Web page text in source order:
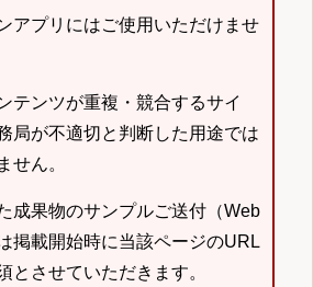
アプリにはご使用いただけませ
テンツが重複・競合するサイ
局が不適切と判断した用途では
せん。
成果物のサンプルご送付（Web
掲載開始時に当該ページのURL
とさせていただきます。